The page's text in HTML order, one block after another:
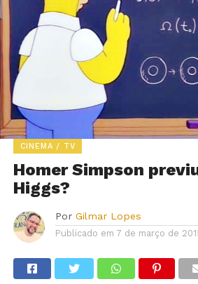
CINEMA / TV
Homer Simpson
Higgs?
Por Gilmar Lopes
Publicado em 7 de março de